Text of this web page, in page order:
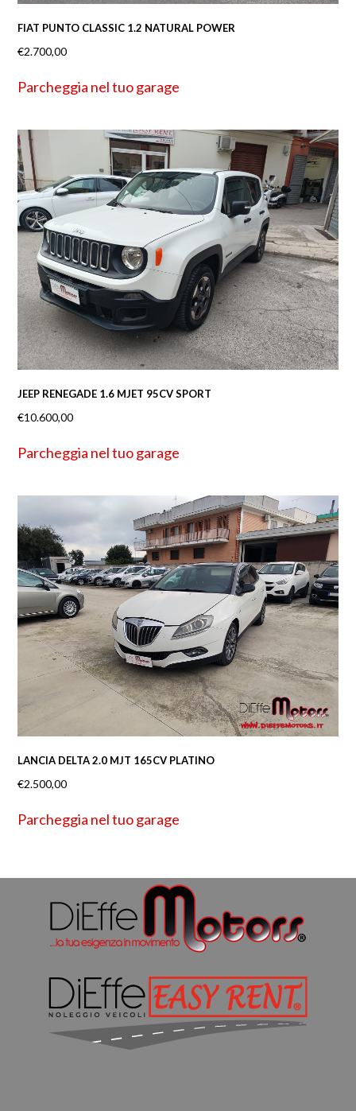
FIAT PUNTO CLASSIC 1.2 NATURAL POWER
€2.700,00
Parcheggia nel tuo garage
JEEP RENEGADE 1.6 MJET 95CV SPORT
€10.600,00
Parcheggia nel tuo garage
LANCIA DELTA 2.0 MJT 165CV PLATINO
€2.500,00
Parcheggia nel tuo garage